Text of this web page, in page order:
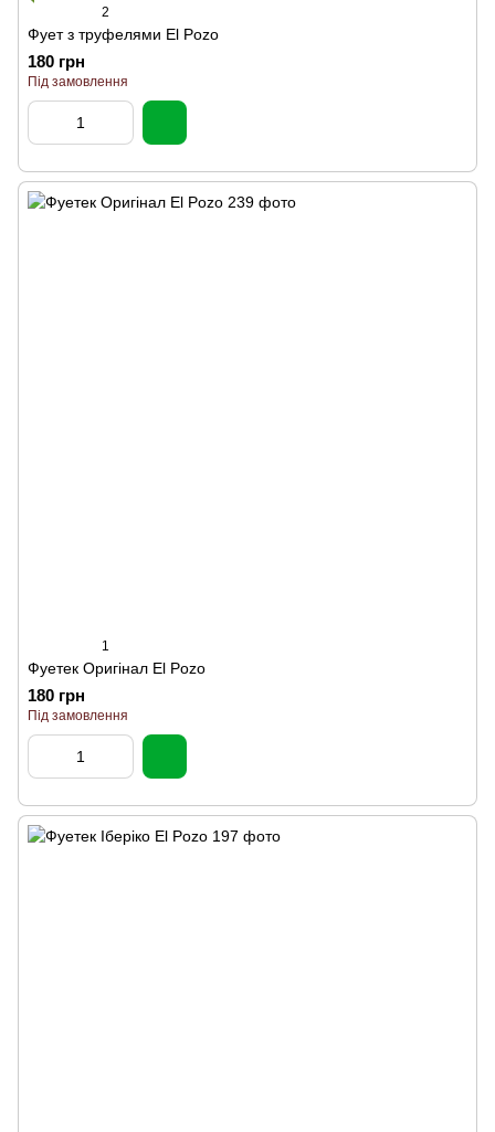
2
Фует з труфелями El Pozo
180 грн
Під замовлення
1
Фуетек Оригінал El Pozo
180 грн
Під замовлення